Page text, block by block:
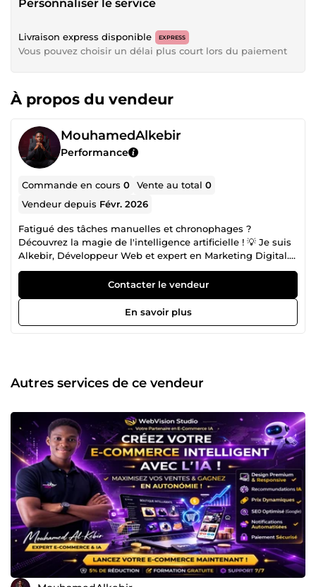
Personnaliser le service
Livraison express disponible EXPRESS
Vous pouvez choisir un délai plus court lors du paiement
À propos du vendeur
MouhamedAlkebir
Performance
Commande en cours0 Vente au total0
Vendeur depuis Févr. 2026
Fatigué des tâches manuelles et chronophages ?
Découvrez la magie de l'intelligence artificielle ! 💡 Je suis
Alkebir, Développeur Web et expert en Marketing Digital.
Avec 3 ans d'expérience, je vous aide à créer des sites web
modernes, des visuels percutants, à automatiser vos
processus avec l'IA, et à rédiger des textes efficaces grâce
au copywriting, le tout de manière rapide et efficace. 🌟
Mon expertise : 🔧 Développement Web 🌐 Création de sites
contenus percutants pour capter votre audience et
convertir, avec l'IA pour optimiser vos processus marketing
Solutions personnalisées Je m’adapte à vos besoins pour
des résultats sur mesure. ⚡ Efficacité maximale L'IA pour
automatiser et optimiser vos processus tout en
garantissant un impact visuel fort. ⏱ Exécution rapide Je
réalise vos projets avec une grande efficacité et dans des
délais courts, sans compromettre la qualité. 📊 Résultats
mesurables Des créations efficaces avec un retour sur
investissement optimisé. 🚀 Prêt à transformer vos projets
avec l'IA ? Contactez-moi dès maintenant !
Contacter le vendeur
En savoir plus
Autres services de ce vendeur